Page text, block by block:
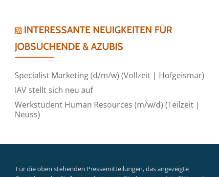
INTERESSANTE NEUIGKEITEN FÜR
JOBSUCHENDE & AZUBIS
Specialist Marketing (d/m/w) (Vollzeit | Hofgeismar)
IAV stellt sich neu auf
Werkstudent Human Resources (m/w/d) (Teilzeit |
Neuss)
Für die oben stehenden Pressemitteilungen, das angezeigte